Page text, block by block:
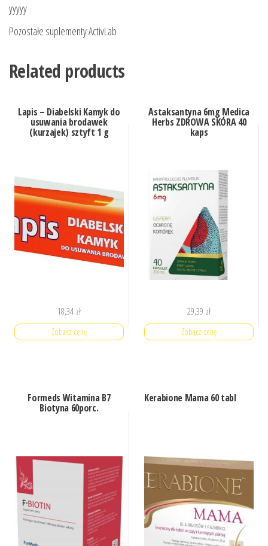
yyyyy
Pozostałe suplementy ActivLab
Related products
Lapis – Diabelski Kamyk do
usuwania brodawek
(kurzajek) sztyft 1 g
18,34 zł
Zobacz cenę
Astaksantyna 6mg Medica
Herbs ZDROWA SKÓRA 40
kaps
29,39 zł
Zobacz cenę
Formeds Witamina B7
Biotyna 60porc.
Kerabione Mama 60 tabl